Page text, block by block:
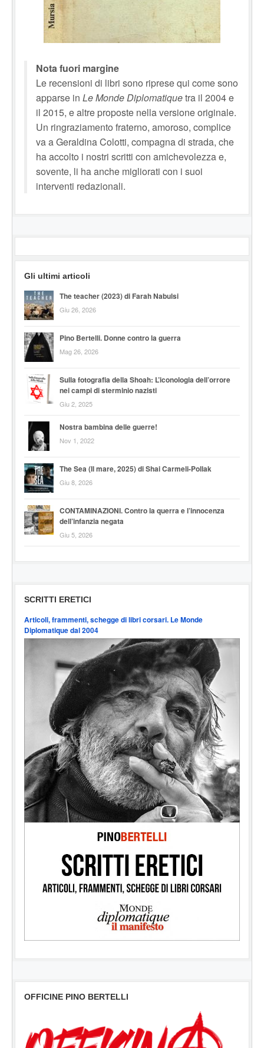
Nota fuori margine
Le recensioni di libri sono riprese qui come sono
apparse in Le Monde Diplomatiquetra il 2004 e
il 2015, e altre proposte nella versione originale.
Un ringraziamento fraterno, amoroso, complice
va a Geraldina Colotti, compagna di strada, che
ha accolto i nostri scritti con amichevolezza e,
sovente, li ha anche migliorati con i suoi
interventi redazionali.
Gli ultimi articoli
The teacher (2023) di Farah Nabulsi
Giu 26, 2026
Pino Bertelli. Donne contro la guerra
Mag 26, 2026
Sulla fotografia della Shoah: L’iconologia dell’orrore
nei campi di sterminio nazisti
Giu 2, 2025
Nostra bambina delle guerre!
Nov 1, 2022
The Sea (Il mare, 2025) di Shai Carmeli-Pollak
Giu 8, 2026
CONTAMINAZIONI. Contro la querra e l’innocenza
dell’infanzia negata
Giu 5, 2026
SCRITTI ERETICI
Articoli, frammenti, schegge di libri corsari. Le Monde
Diplomatique dal 2004
OFFICINE PINO BERTELLI